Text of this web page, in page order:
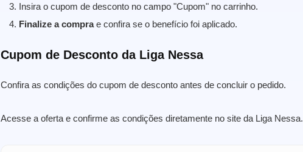
Insira o cupom de desconto no campo "Cupom" no carrinho.
Finalize a comprae confira se o benefício foi aplicado.
Cupom de Desconto da Liga Nessa
Confira as condições do cupom de desconto antes de concluir o pedido.
Acesse a oferta e confirme as condições diretamente no site da Liga Nessa.